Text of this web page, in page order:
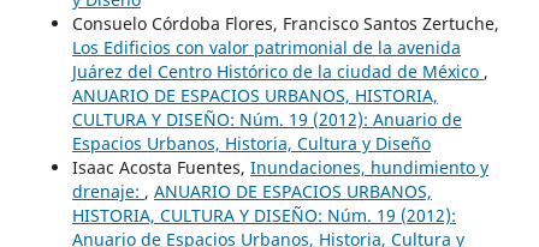
Consuelo Córdoba Flores, Francisco Santos Zertuche,
Los Edificios con valor patrimonial de la avenida
Juárez del Centro Histórico de la ciudad de México ,
ANUARIO DE ESPACIOS URBANOS, HISTORIA,
CULTURA Y DISEÑO: Núm. 19 (2012): Anuario de
Espacios Urbanos, Historia, Cultura y Diseño
Isaac Acosta Fuentes, Inundaciones, hundimiento y
drenaje: , ANUARIO DE ESPACIOS URBANOS,
HISTORIA, CULTURA Y DISEÑO: Núm. 19 (2012):
Anuario de Espacios Urbanos, Historia, Cultura y